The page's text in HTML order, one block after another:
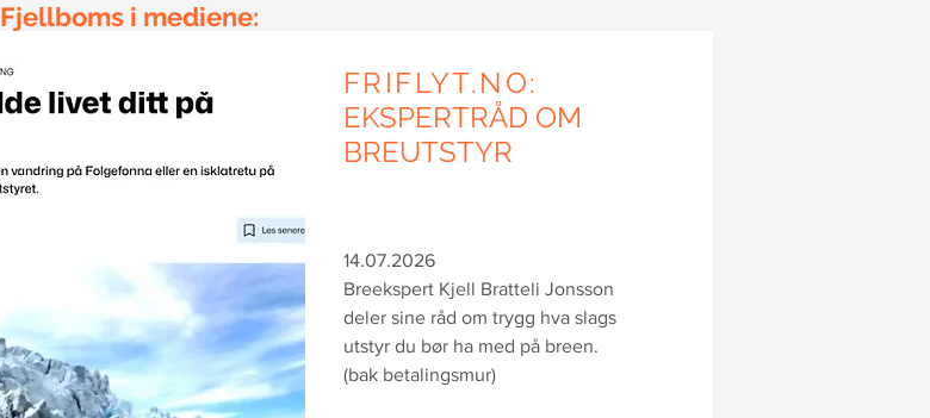
Fjellboms i mediene:
FRIFLYT.NO:
EKSPERTRÅD OM
BREUTSTYR
14.07.2026
Breekspert Kjell Bratteli Jonsson
deler sine råd om trygg hva slags
utstyr du bør ha med på breen.
(bak betalingsmur)